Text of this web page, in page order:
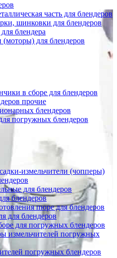
часть для блендеров
шинковки для блендеров
блендера
(моторы) для блендеров
в сборе для блендеров
прочие
блендеров
погружных блендеров
измельчители (чопперы)
для блендеров
блендеров
пюре для блендеров
для блендеров
для погружных блендеров
измельчителей погружных
погружных блендеров